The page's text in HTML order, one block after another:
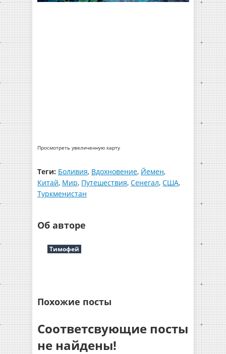
Просмотреть увеличенную карту
Теги: Боливия, Вдохновение, Йемен,
Китай, Мир, Путешествия, Сенегал, США,
Туркменистан
Об авторе
Тимофей
Похожие посты
Соответсвующие посты
не найдены!